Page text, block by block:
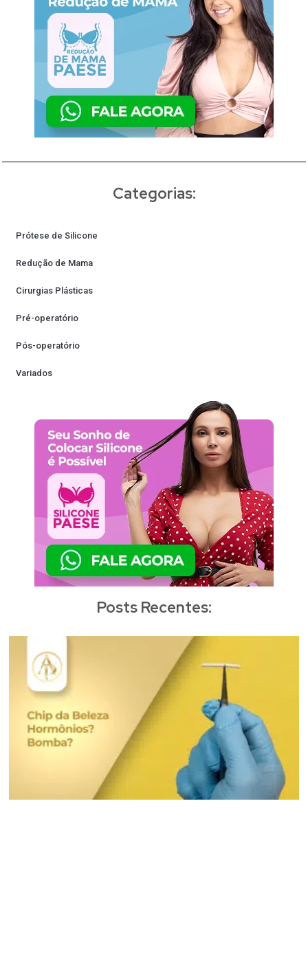
Categorias:
Prótese de Silicone
Redução de Mama
Cirurgias Plásticas
Pré-operatório
Pós-operatório
Variados
Posts Recentes: